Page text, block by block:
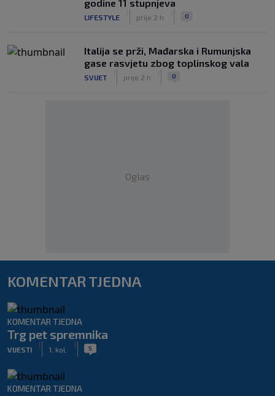
godine 11 stupnjeva
LIFESTYLE prije 2 h 0
Italija se prži, Mađarska i Rumunjska
gase rasvjetu zbog toplinskog vala
SVIJET prije 2 h 0
Oglas
KOMENTAR TJEDNA
KOMENTAR TJEDNA
Trg pet spremnika
VIJESTI
|
1. kol.
| 5
KOMENTAR TJEDNA